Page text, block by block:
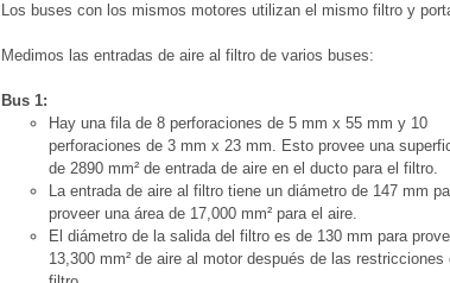
Los buses con los mismos motores utilizan el mismo filtro y
Medimos las entradas de aire al filtro de varios buses:
Bus 1:
Hay una fila de 8 perforaciones de 5 mm x 55 mm y 10
perforaciones de 3 mm x 23 mm. Esto provee una
de 2890 mm² de entrada de aire en el ducto para el filtro.
La entrada de aire al filtro tiene un diámetro de 147 mm
proveer una área de 17,000 mm² para el aire.
El diámetro de la salida del filtro es de 130 mm para
13,300 mm² de aire al motor después de las restricciones